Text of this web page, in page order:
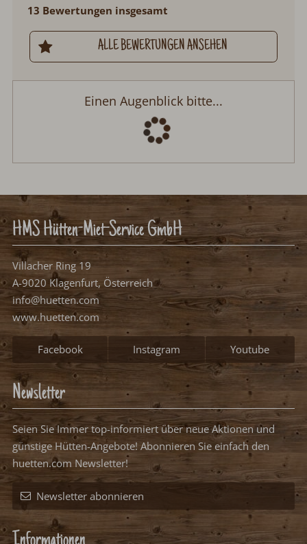
13 Bewertungen insgesamt
ALLE BEWERTUNGEN ANSEHEN
Einen Augenblick bitte...
HMS Hütten-Miet-Service GmbH
Villacher Ring 19
A-9020 Klagenfurt, Österreich
info@huetten.com
www.huetten.com
Facebook Instagram Youtube
Newsletter
Seien Sie Immer top-informiert über neue Aktionen und
günstige Hütten-Angebote! Abonnieren Sie einfach den
huetten.com Newsletter!
Newsletter abonnieren